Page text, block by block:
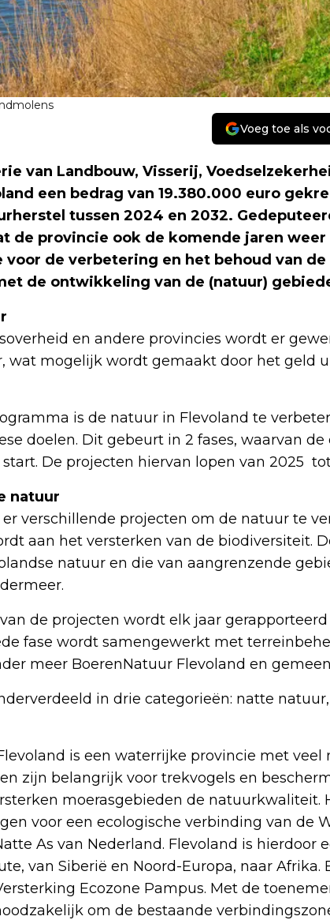
Voeg toe als
van Landbouw, Visserij,
een bedrag van 19.380.000 euro
tussen 2024 en 2032.
de provincie ook de komende jaren weer
de verbetering en het behoud van
de ontwikkeling van de (natuur)
en andere provincies wordt er
wat mogelijk wordt gemaakt door het geld
is de natuur in Flevoland te
doelen. Dit gebeurt in 2 fases, waarvan
De projecten hiervan lopen van 2025
natuur
verschillende projecten om de natuur te
aan het versterken van de biodiversiteit.
natuur en die van aangrenzende
de projecten wordt elk jaar
fase wordt samengewerkt met
meer BoerenNatuur Flevoland en
in drie categorieën: natte
is een waterrijke provincie met veel
zijn belangrijk voor trekvogels en
moerasgebieden de natuurkwaliteit.
voor een ecologische verbinding van de
As van Nederland. Flevoland is hierdoor
van Siberië en Noord-Europa, naar Afrika.
Ecozone Pampus. Met de
om de bestaande